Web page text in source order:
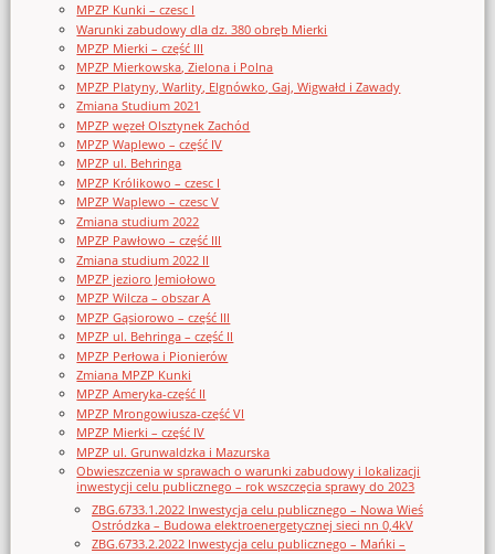
MPZP Kunki – czesc I
Warunki zabudowy dla dz. 380 obręb Mierki
MPZP Mierki – część III
MPZP Mierkowska, Zielona i Polna
MPZP Platyny, Warlity, Elgnówko, Gaj, Wigwałd i Zawady
Zmiana Studium 2021
MPZP węzeł Olsztynek Zachód
MPZP Waplewo – część IV
MPZP ul. Behringa
MPZP Królikowo – czesc I
MPZP Waplewo – czesc V
Zmiana studium 2022
MPZP Pawłowo – część III
Zmiana studium 2022 II
MPZP jezioro Jemiołowo
MPZP Wilcza – obszar A
MPZP Gąsiorowo – część III
MPZP ul. Behringa – część II
MPZP Perłowa i Pionierów
Zmiana MPZP Kunki
MPZP Ameryka-część II
MPZP Mrongowiusza-część VI
MPZP Mierki – część IV
MPZP ul. Grunwaldzka i Mazurska
Obwieszczenia w sprawach o warunki zabudowy i lokalizacji
inwestycji celu publicznego – rok wszczęcia sprawy do 2023
ZBG.6733.1.2022 Inwestycja celu publicznego – Nowa Wieś
Ostródzka – Budowa elektroenergetycznej sieci nn 0,4kV
ZBG.6733.2.2022 Inwestycja celu publicznego – Mańki –